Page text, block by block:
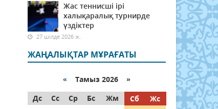
Жас теннисші ірі
халықаралық турнирде
үздіктер
27 шілде 2026 ж.
ЖАҢАЛЫҚТАР МҰРАҒАТЫ
« Тамыз 2026 »
Дс
Сс Ср Бс Жм Сб
Жс